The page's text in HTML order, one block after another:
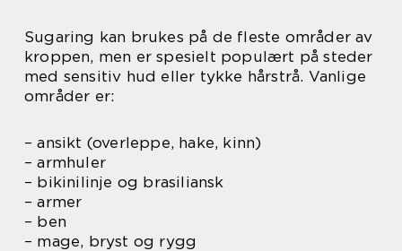
Sugaring kan brukes på de fleste områder av
kroppen, men er spesielt populært på steder
med sensitiv hud eller tykke hårstrå. Vanlige
områder er:
– ansikt (overleppe, hake, kinn)
– armhuler
– bikinilinje og brasiliansk
– armer
– ben
– mage, bryst og rygg